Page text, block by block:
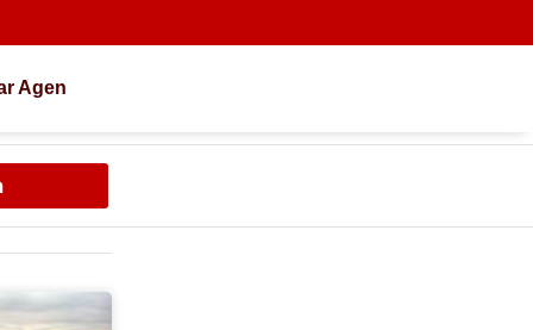
Agen